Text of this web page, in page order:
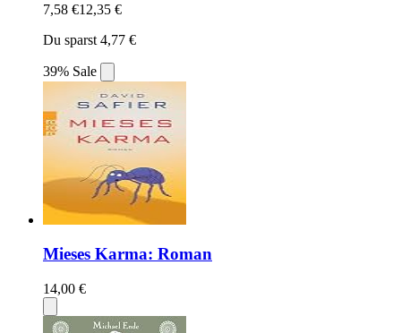
7,58 €12,35 €
Du sparst 4,77 €
39% Sale
Mieses Karma: Roman
14,00 €